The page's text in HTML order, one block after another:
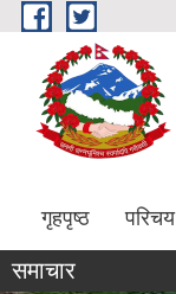
Skip to main content
गृहपृष्ठ परिचय
समाचार